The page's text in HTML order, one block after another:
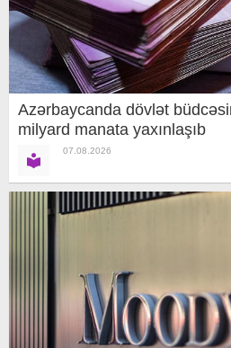
Azərbaycanda dövlət
milyard manata yaxınlaşıb
07.08.2026